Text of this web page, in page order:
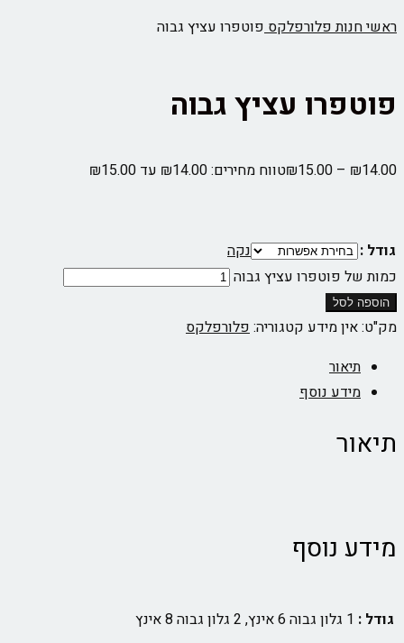
ראשיחנותפלורפלקס פוטפרו עציץ גבוה
פוטפרו עציץ גבוה
₪14.00
–
₪15.00 טווח מחירים: ⁦₪14.00⁩ עד ⁦₪15.00⁩
גודל :
נקה
כמות של פוטפרו עציץ גבוה
הוספה לסל
מק"ט:אין מידע קטגוריה: פלורפלקס
תיאור
מידע נוסף
תיאור
מידע נוסף
גודל : 1 גלון גבוה 6 אינץ, 2 גלון גבוה 8 אינץ